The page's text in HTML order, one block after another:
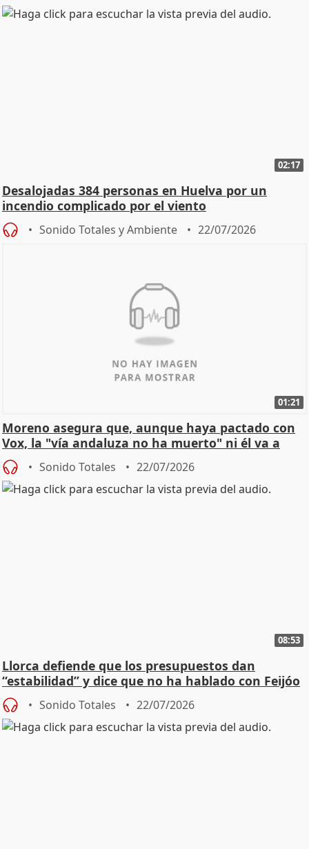
02:17
Desalojadas 384 personas en Huelva por un
incendio complicado por el viento
Sonido Totales y Ambiente 22/07/2026
01:21
Moreno asegura que, aunque haya pactado con
Vox, la "vía andaluza no ha muerto" ni él va a
"cambiar"
Sonido Totales 22/07/2026
08:53
Llorca defiende que los presupuestos dan
“estabilidad” y dice que no ha hablado con Feijóo
Sonido Totales 22/07/2026